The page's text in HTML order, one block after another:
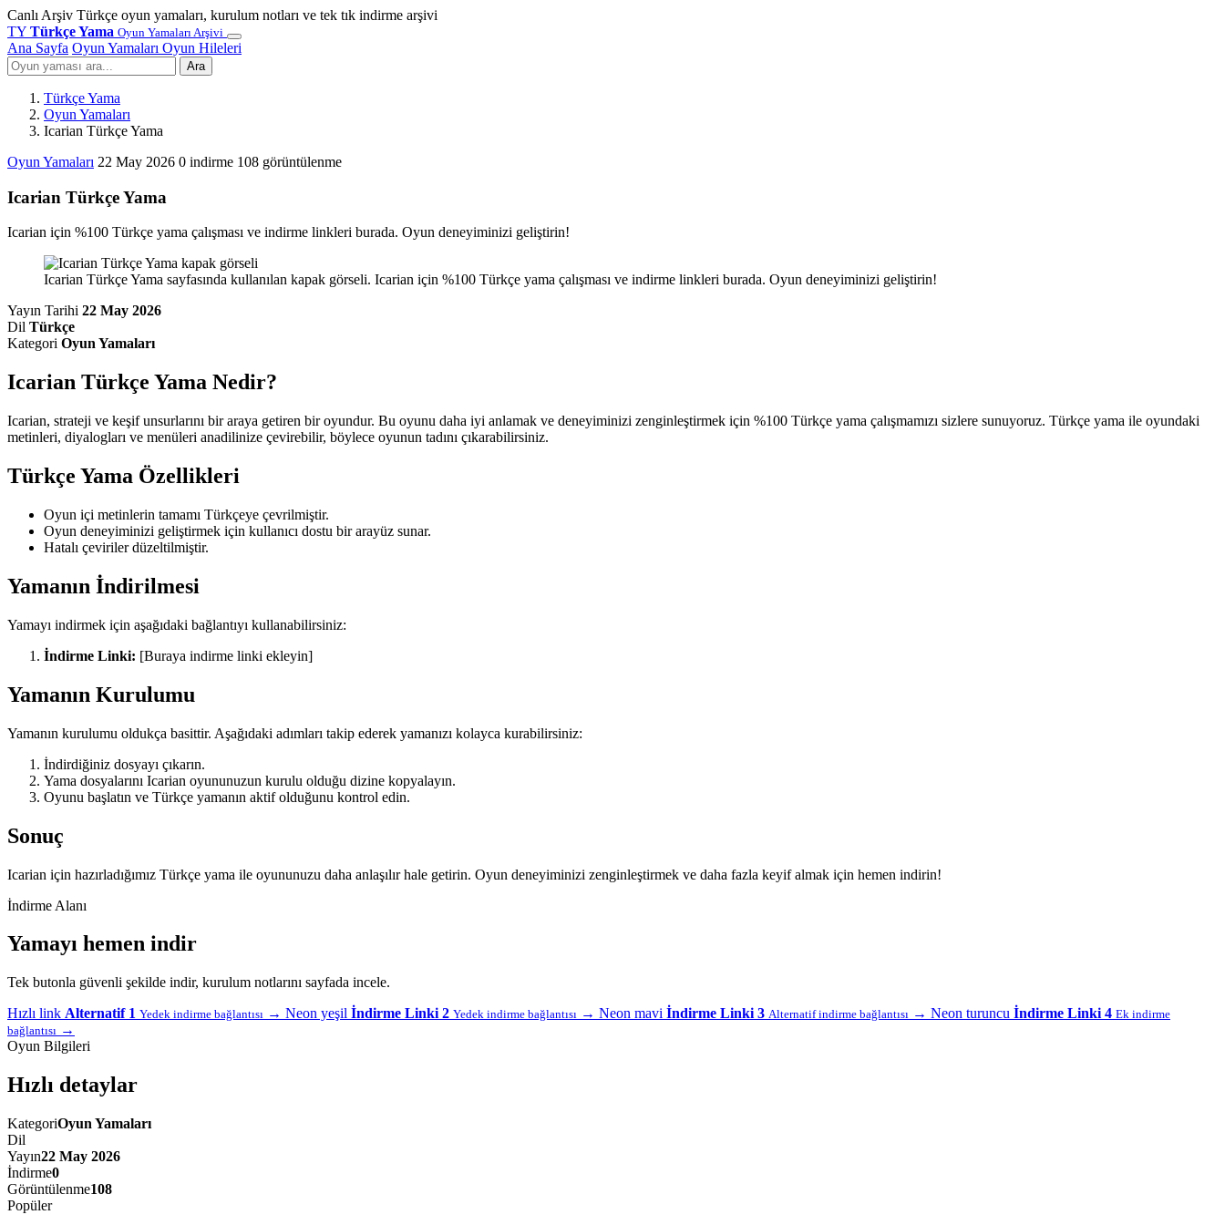
Canlı Arşiv Türkçe oyun yamaları, kurulum notları ve tek tık indirme arşivi
TY Türkçe Yama Oyun Yamaları Arşivi
Ana Sayfa Oyun Yamaları Oyun Hileleri
Ara
Türkçe Yama
Oyun Yamaları
Icarian Türkçe Yama
Oyun Yamaları 22 May 2026 0 indirme 108 görüntülenme
Icarian Türkçe Yama
Icarian için %100 Türkçe yama çalışması ve indirme linkleri burada. Oyun deneyiminizi geliştirin!
Icarian Türkçe Yama sayfasında kullanılan kapak görseli. Icarian için %100 Türkçe yama çalışması ve indirme linkleri burada. Oyun deneyiminizi geliştirin!
Yayın Tarihi 22 May 2026
Dil Türkçe
Kategori Oyun Yamaları
Icarian Türkçe Yama Nedir?
Icarian, strateji ve keşif unsurlarını bir araya getiren bir oyundur. Bu oyunu daha iyi anlamak ve deneyiminizi zenginleştirmek için %100 Türkçe yama çalışmamızı sizlere sunuyoruz. Türkçe yama ile oyundaki
metinleri, diyalogları ve menüleri anadilinize çevirebilir, böylece oyunun tadını çıkarabilirsiniz.
Türkçe Yama Özellikleri
Oyun içi metinlerin tamamı Türkçeye çevrilmiştir.
Oyun deneyiminizi geliştirmek için kullanıcı dostu bir arayüz sunar.
Hatalı çeviriler düzeltilmiştir.
Yamanın İndirilmesi
Yamayı indirmek için aşağıdaki bağlantıyı kullanabilirsiniz:
İndirme Linki: [Buraya indirme linki ekleyin]
Yamanın Kurulumu
Yamanın kurulumu oldukça basittir. Aşağıdaki adımları takip ederek yamanızı kolayca kurabilirsiniz:
İndirdiğiniz dosyayı çıkarın.
Yama dosyalarını Icarian oyununuzun kurulu olduğu dizine kopyalayın.
Oyunu başlatın ve Türkçe yamanın aktif olduğunu kontrol edin.
Sonuç
Icarian için hazırladığımız Türkçe yama ile oyununuzu daha anlaşılır hale getirin. Oyun deneyiminizi zenginleştirmek ve daha fazla keyif almak için hemen indirin!
İndirme Alanı
Yamayı hemen indir
Tek butonla güvenli şekilde indir, kurulum notlarını sayfada incele.
Hızlı link Alternatif 1 Yedek indirme bağlantısı → Neon yeşil İndirme Linki 2 Yedek indirme bağlantısı → Neon mavi İndirme Linki 3 Alternatif indirme bağlantısı → Neon turuncu İndirme Linki 4 Ek indirme
bağlantısı →
Oyun Bilgileri
Hızlı detaylar
KategoriOyun Yamaları
Dil
Yayın22 May 2026
İndirme0
Görüntülenme108
Popüler